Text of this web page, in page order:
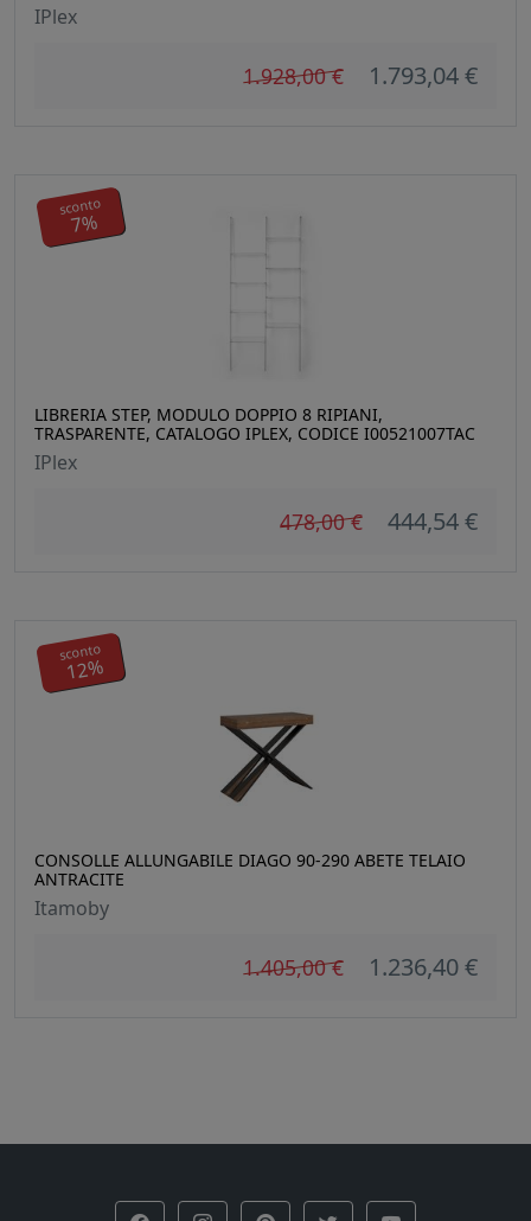
IPlex
1.928,00 € 1.793,04 €
LIBRERIA STEP, MODULO DOPPIO 8 RIPIANI,
TRASPARENTE, CATALOGO IPLEX, CODICE I00521007TAC
IPlex
478,00 € 444,54 €
sconto
7%
CONSOLLE ALLUNGABILE DIAGO 90-290 ABETE TELAIO
ANTRACITE
Itamoby
1.405,00 € 1.236,40 €
sconto
12%